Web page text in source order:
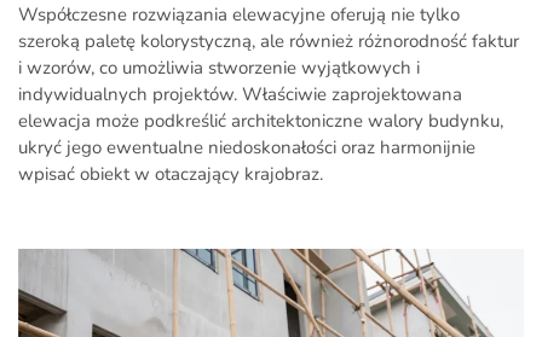
Współczesne rozwiązania elewacyjne oferują nie tylko
szeroką paletę kolorystyczną, ale również różnorodność faktur
i wzorów, co umożliwia stworzenie wyjątkowych i
indywidualnych projektów. Właściwie zaprojektowana
elewacja może podkreślić architektoniczne walory budynku,
ukryć jego ewentualne niedoskonałości oraz harmonijnie
wpisać obiekt w otaczający krajobraz.